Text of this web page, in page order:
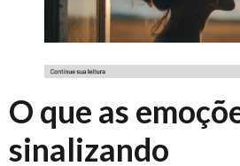
O que as
sinalizando